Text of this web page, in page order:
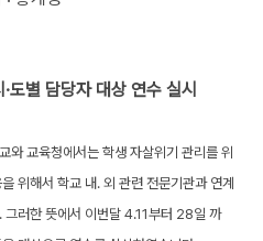
도별 담당자 대상 연수 실시
와 교육청에서는 학생 자살위기 관리를 위
위해서 학교 내. 외 관련 전문기관과 연계
그러한 뜻에서 이번달 4.11부터 28일 까